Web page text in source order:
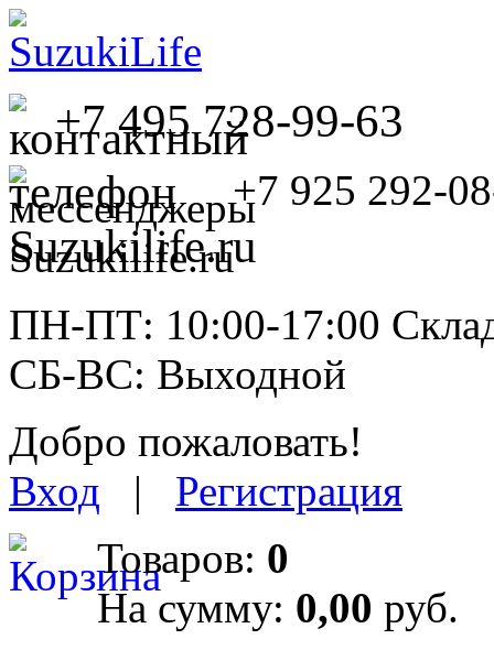
+7 495 728-99-63
+7 925 292-
ПН-ПТ: 10:00-17:00
СБ-ВС: Выходной
Добро пожаловать!
Вход | Регистрация
Товаров: 0
На сумму: 0,00 руб.